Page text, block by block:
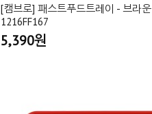
[캠브로] 패스트푸드트레이 - 브라운
1216FF167
5,390원